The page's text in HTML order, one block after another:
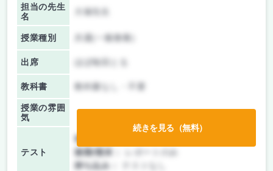
担当の先生
名
大塚先生
授業種別 共通(一般教養)
出席 ほぼ毎回とる
教科書 教科書なし・不要
授業の雰囲
気
テスト
前期/中間：
後期/期末：
持ち込み：
続きを見る（無料）